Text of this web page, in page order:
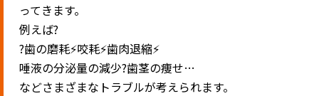
ってきます。
例えば?
?歯の磨耗⚡️咬耗⚡️歯肉退縮⚡️
唾液の分泌量の減少?歯茎の痩せ…
などさまざまなトラブルが考えられます。